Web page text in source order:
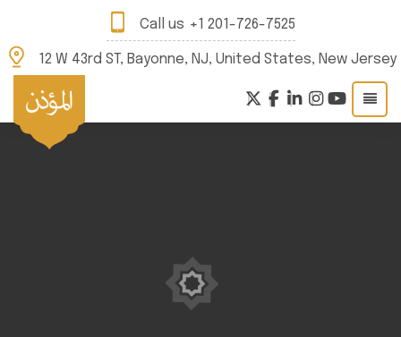
Call us +1 201-726-7525
12 W 43rd ST, Bayonne, NJ, United States, New Jersey